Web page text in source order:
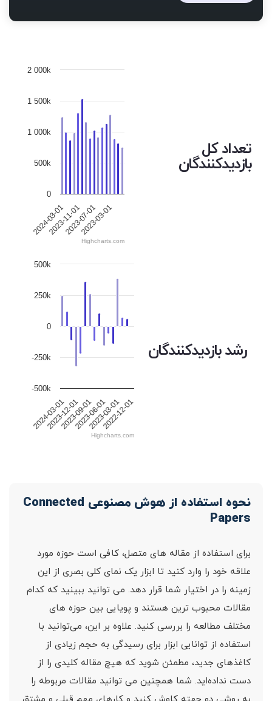
تعداد کل
بازدیدکنندگان
2024-03-01 2023-03-01
2023-11-012023-07-01
0
500k
1 000k
1 500k
2 000k
Highcharts.com
رشد بازدیدکنندگان
2024-03-01
2023-12-01
2023-09-01
2023-06-01
2023-03-01
2022-12-01
-500k
-250k
0
250k
500k
Highcharts.com
نحوه استفاده از هوش مصنوعی Connected
Papers
برای استفاده از مقاله های متصل، کافی است حوزه مورد
علاقه خود را وارد کنید تا ابزار یک نمای کلی بصری از این
زمینه را در اختیار شما قرار دهد. می توانید ببینید که کدام
مقالات محبوب ترین هستند و پویایی بین حوزه های
مختلف مطالعه را بررسی کنید. علاوه بر این، می‌توانید با
استفاده از توانایی ابزار برای رسیدگی به حجم زیادی از
کاغذهای جدید، مطمئن شوید که هیچ مقاله کلیدی را از
دست نداده‌اید. شما همچنین می توانید مقالات مربوطه را